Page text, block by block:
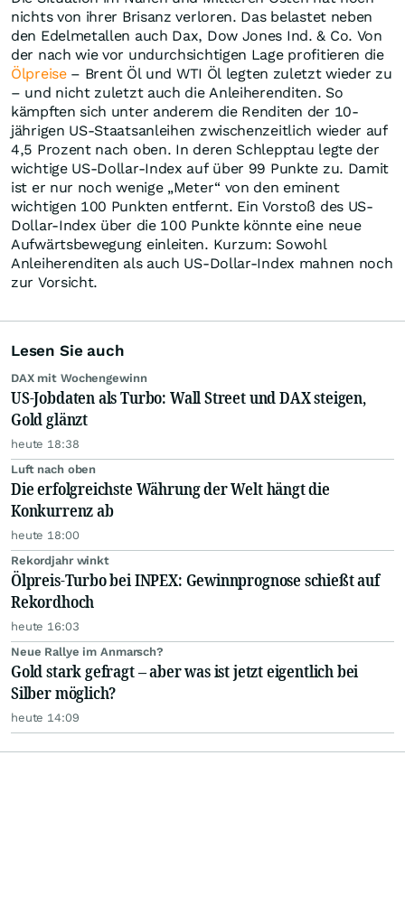
nichts von ihrer Brisanz verloren. Das belastet neben
den Edelmetallen auch Dax, Dow Jones Ind. & Co. Von
der nach wie vor undurchsichtigen Lage profitieren die
Ölpreise– Brent Öl und WTI Öl legten zuletzt wieder zu
– und nicht zuletzt auch die Anleiherenditen. So
kämpften sich unter anderem die Renditen der 10-
jährigen US-Staatsanleihen zwischenzeitlich wieder auf
4,5 Prozent nach oben. In deren Schlepptau legte der
wichtige US-Dollar-Index auf über 99 Punkte zu. Damit
ist er nur noch wenige „Meter“ von den eminent
wichtigen 100 Punkten entfernt. Ein Vorstoß des US-
Dollar-Index über die 100 Punkte könnte eine neue
Aufwärtsbewegung einleiten. Kurzum: Sowohl
Anleiherenditen als auch US-Dollar-Index mahnen noch
zur Vorsicht.
Lesen Sie auch
DAX mit Wochengewinn
US-Jobdaten als Turbo: Wall Street und DAX steigen,
Gold glänzt
heute 18:38
Luft nach oben
Die erfolgreichste Währung der Welt hängt die
Konkurrenz ab
heute 18:00
Rekordjahr winkt
Ölpreis-Turbo bei INPEX: Gewinnprognose schießt auf
Rekordhoch
heute 16:03
Neue Rallye im Anmarsch?
Gold stark gefragt – aber was ist jetzt eigentlich bei
Silber möglich?
heute 14:09